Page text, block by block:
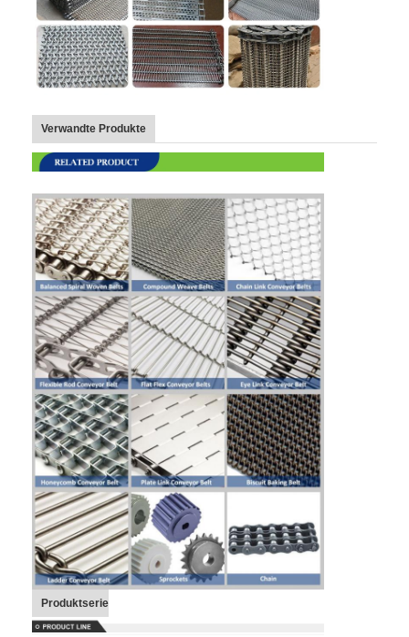
Verwandte Produkte
Produktserie